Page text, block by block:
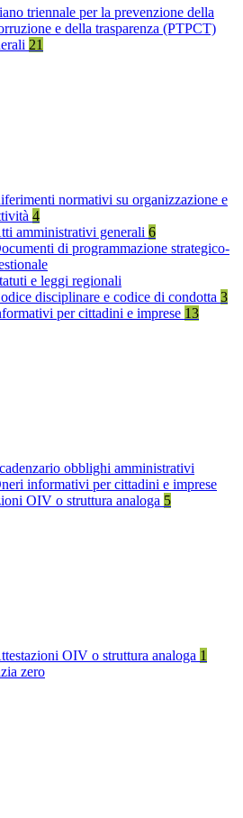
triennale per la prevenzione della
e della trasparenza (PTPCT)
21
normativi su organizzazione e
4
amministrativi generali 6
di programmazione strategico-
e leggi regionali
disciplinare e codice di condotta 3
per cittadini e imprese 13
obblighi amministrativi
informativi per cittadini e imprese
OIV o struttura analoga 5
OIV o struttura analoga 1
zero